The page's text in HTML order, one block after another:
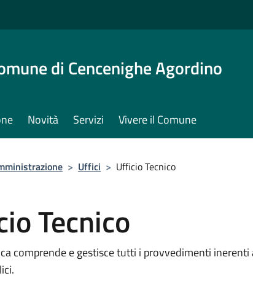
di Cencenighe Agordino
Novità Servizi Vivere il Comune
> Uffici > Ufficio Tecnico
Tecnico
comprende e gestisce tutti i provvedimenti inerenti